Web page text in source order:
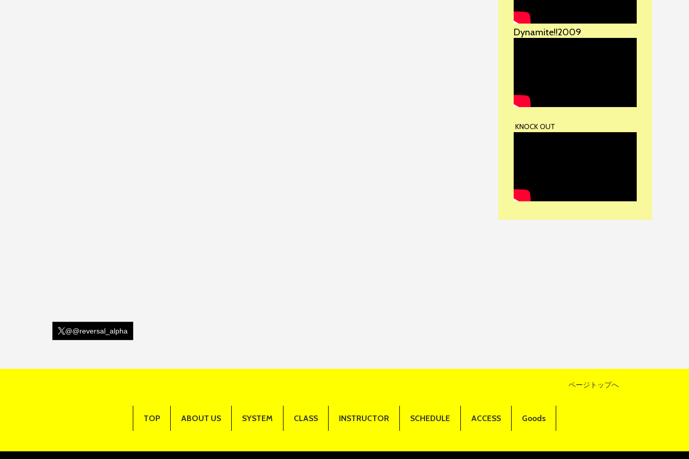
@@reversal_alpha
Dynamite!!2009
KNOCK OUT
ページトップへ
TOP ABOUT US SYSTEM CLASS INSTRUCTOR SCHEDULE ACCESS Goods